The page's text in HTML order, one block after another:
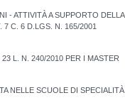
- ATTIVITÀ A SUPPORTO DELLA
7 C. 6 D.LGS. N. 165/2001
23 L. N. 240/2010 PER I MASTER
NELLE SCUOLE DI SPECIALITÀ